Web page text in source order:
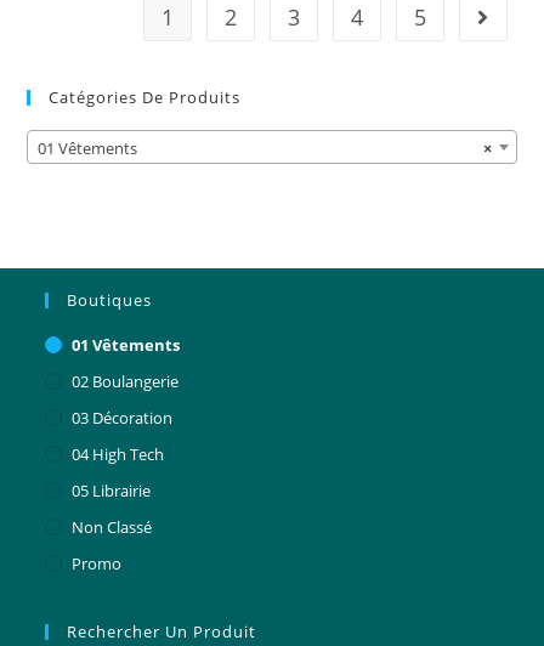
1 2 3 4 5
Catégories De Produits
×
01 Vêtements
Boutiques
01 Vêtements
02 Boulangerie
03 Décoration
04 High Tech
05 Librairie
Non Classé
Promo
Rechercher Un Produit